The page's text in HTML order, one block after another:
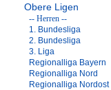
Obere Ligen
-- Herren --
1. Bundesliga
2. Bundesliga
3. Liga
Regionalliga Bayern
Regionalliga Nord
Regionalliga Nordost